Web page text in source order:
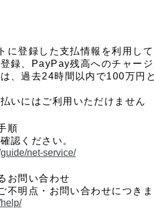
に登録した支払情報を利用し
録、PayPay残高へのチャージ
は、過去24時間以内で100万
いにはご利用いただけません
順
認ください。
net-service/
お問い合わせ
不明点・お問い合わせにつき